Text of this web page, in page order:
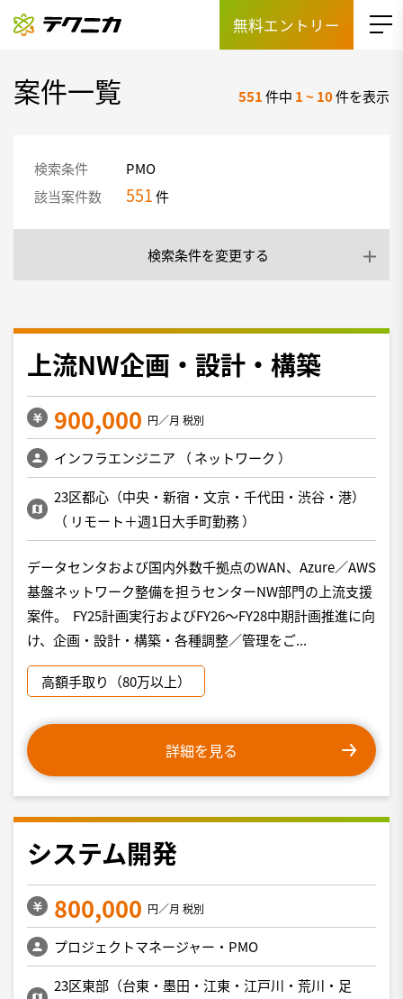
無料エントリー
案件一覧 551件中 1~10件を表示
検索条件
PMO
該当案件数
551件
検索条件を変更する
上流NW企画・設計・構築
900,000 円／月 税別
インフラエンジニア （ ネットワーク ）
23区都心（中央・新宿・文京・千代田・渋谷・港）
（ リモート＋週1日大手町勤務）
データセンタおよび国内外数千拠点のWAN、Azure／AWS
基盤ネットワーク整備を担うセンターNW部門の上流支援
案件。 FY25計画実行およびFY26～FY28中期計画推進に向
け、企画・設計・構築・各種調整／管理をご...
高額手取り（80万以上）
詳細を見る
システム開発
800,000 円／月 税別
プロジェクトマネージャー・PMO
23区東部（台東・墨田・江東・江戸川・荒川・足